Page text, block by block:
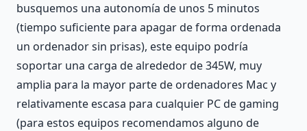
busquemos una autonomía de unos 5 minutos
(tiempo suficiente para apagar de forma ordenada
un ordenador sin prisas), este equipo podría
soportar una carga de alrededor de 345W, muy
amplia para la mayor parte de ordenadores Mac y
relativamente escasa para cualquier PC de gaming
(para estos equipos recomendamos alguno de